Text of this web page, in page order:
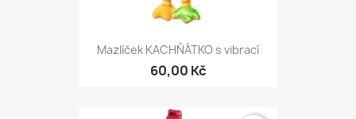
Mazlíček KACHŇÁTKO s vibrací
60,00 Kč